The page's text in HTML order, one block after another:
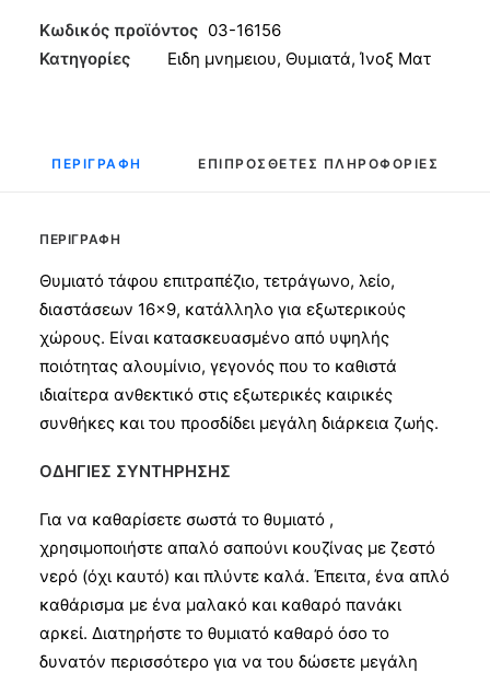
ποσότητα
Κωδικός προϊόντος 03-16156
Κατηγορίες
Ειδη μνημειου, Θυμιατά, Ίνοξ Ματ
ΠΕΡΙΓΡΑΦΉ ΕΠΙΠΡΌΣΘΕΤΕΣ ΠΛΗΡΟΦΟΡΊΕΣ
ΠΕΡΙΓΡΑΦΉ
Θυμιατό τάφου επιτραπέζιο, τετράγωνο, λείο,
διαστάσεων 16×9, κατάλληλο για εξωτερικούς
χώρους. Είναι κατασκευασμένο από υψηλής
ποιότητας αλουμίνιο, γεγονός που το καθιστά
ιδιαίτερα ανθεκτικό στις εξωτερικές καιρικές
συνθήκες και του προσδίδει μεγάλη διάρκεια ζωής.
ΟΔΗΓΙΕΣ ΣΥΝΤΗΡΗΣΗΣ
Για να καθαρίσετε σωστά το θυμιατό ,
χρησιμοποιήστε απαλό σαπούνι κουζίνας με ζεστό
νερό (όχι καυτό) και πλύντε καλά. Έπειτα, ένα απλό
καθάρισμα με ένα μαλακό και καθαρό πανάκι
αρκεί. Διατηρήστε το θυμιατό καθαρό όσο το
δυνατόν περισσότερο για να του δώσετε μεγάλη